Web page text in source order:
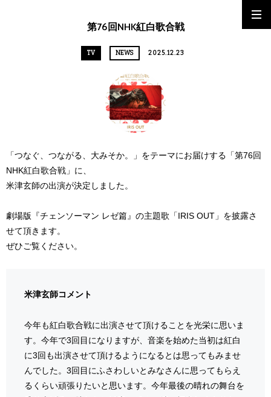
第76回NHK紅白歌合戦
TV NEWS 2025.12.23
「つなぐ、つながる、大みそか。」をテーマにお届けする「第76回
NHK紅白歌合戦」に、
米津玄師の出演が決定しました。
劇場版『チェンソーマン レゼ篇』の主題歌「IRIS OUT」を披露さ
せて頂きます。
ぜひご覧ください。
米津玄師コメント
今年も紅白歌合戦に出演させて頂けることを光栄に思いま
す。今年で3回目になりますが、音楽を始めた当初は紅白
に3回も出演させて頂けるようになるとは思ってもみませ
んでした。3回目にふさわしいとみなさんに思ってもらえ
るくらい頑張りたいと思います。今年最後の晴れの舞台を